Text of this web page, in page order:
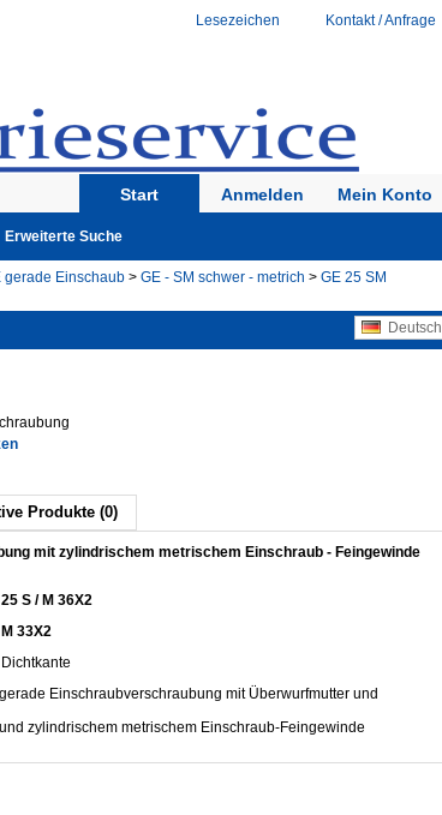
Lesezeichen Kontakt / Anfrage
Mein Konto
Anmelden
Start
Erweiterte Suche
gerade Einschaub > GE - SM schwer - metrich > GE 25 SM
Deutsch
Produkte (0)
mit zylindrischem metrischem Einschraub - Feingewinde
S / M 36X2
33X2
mit Überwurfmutter und
Einschraub-Feingewinde